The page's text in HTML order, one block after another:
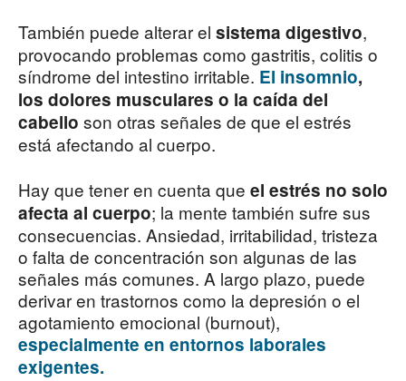
También puede alterar el sistema digestivo,
provocando problemas como gastritis, colitis o
síndrome del intestino irritable. El insomnio,
los dolores musculares o la caída del
cabello son otras señales de que el estrés
está afectando al cuerpo.
Hay que tener en cuenta que el estrés no solo
afecta al cuerpo; la mente también sufre sus
consecuencias. Ansiedad, irritabilidad, tristeza
o falta de concentración son algunas de las
señales más comunes. A largo plazo, puede
derivar en trastornos como la depresión o el
agotamiento emocional (burnout),
especialmente en entornos laborales
exigentes.